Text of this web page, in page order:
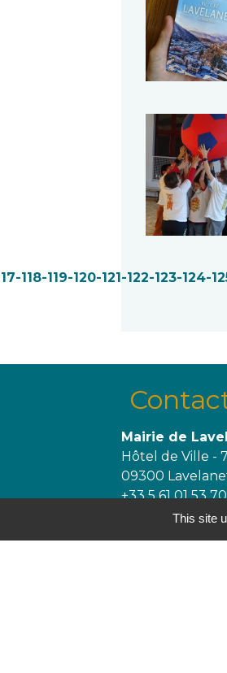
-118-119-120-121 -122-123-124-
Mairie de
Hôtel de Ville -
09300
+33 5 61 01 53 70
This site